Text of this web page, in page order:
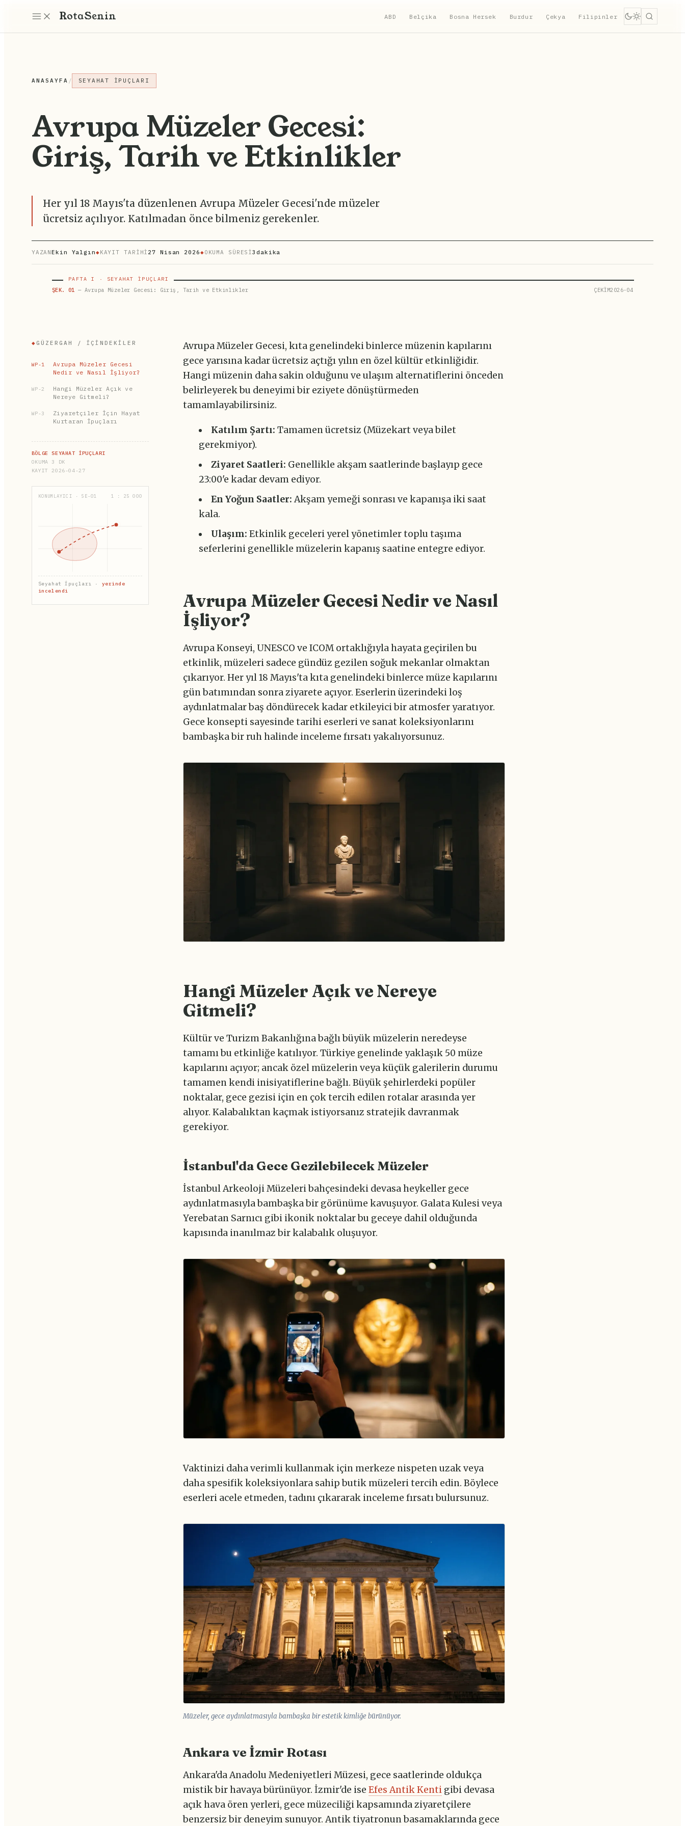
RotaSenin ABD Belçika Bosna Hersek Burdur Çekya Filipinler
ANASAYFA / SEYAHAT İPUÇLARI
Avrupa Müzeler Gecesi:
Giriş, Tarih ve Etkinlikler
Her yıl 18 Mayıs'ta düzenlenen Avrupa Müzeler Gecesi'nde müzeler
ücretsiz açılıyor. Katılmadan önce bilmeniz gerekenler.
YAZANEkin Yalgın◆KAYIT TARİHİ 27 Nisan 2026◆OKUMA SÜRESİ3dakika
PAFTA I · SEYAHAT İPUÇLARI
ŞEK. 01 — Avrupa Müzeler Gecesi: Giriş, Tarih ve Etkinlikler ÇEKİM2026-04
◆ GÜZERGAH / İÇINDEKILER
WP-1
Avrupa Müzeler Gecesi
Nedir ve Nasıl İşliyor?
WP-2
Hangi Müzeler Açık ve
Nereye Gitmeli?
WP-3
Ziyaretçiler İçin Hayat
Kurtaran İpuçları
BÖLGE SEYAHAT İPUÇLARI
OKUMA 3 DK
KAYIT 2026-04-27
KONUMLAYICI · SE-01 1 : 25 000
Seyahat İpuçları · yerinde
incelendi
Avrupa Müzeler Gecesi, kıta genelindeki binlerce müzenin kapılarını
gece yarısına kadar ücretsiz açtığı yılın en özel kültür etkinliğidir.
Hangi müzenin daha sakin olduğunu ve ulaşım alternatiflerini önceden
belirleyerek bu deneyimi bir eziyete dönüştürmeden
tamamlayabilirsiniz.
Katılım Şartı: Tamamen ücretsiz (Müzekart veya bilet
gerekmiyor).
Ziyaret Saatleri: Genellikle akşam saatlerinde başlayıp gece
23:00'e kadar devam ediyor.
En Yoğun Saatler:Akşam yemeği sonrası ve kapanışa iki saat
kala.
Ulaşım: Etkinlik geceleri yerel yönetimler toplu taşıma
seferlerini genellikle müzelerin kapanış saatine entegre ediyor.
Avrupa Müzeler Gecesi Nedir ve Nasıl
İşliyor?
Avrupa Konseyi, UNESCO ve ICOM ortaklığıyla hayata geçirilen bu
etkinlik, müzeleri sadece gündüz gezilen soğuk mekanlar olmaktan
çıkarıyor. Her yıl 18 Mayıs'ta kıta genelindeki binlerce müze kapılarını
gün batımından sonra ziyarete açıyor. Eserlerin üzerindeki loş
aydınlatmalar baş döndürecek kadar etkileyici bir atmosfer yaratıyor.
Gece konsepti sayesinde tarihi eserleri ve sanat koleksiyonlarını
bambaşka bir ruh halinde inceleme fırsatı yakalıyorsunuz.
Hangi Müzeler Açık ve Nereye
Gitmeli?
Kültür ve Turizm Bakanlığına bağlı büyük müzelerin neredeyse
tamamı bu etkinliğe katılıyor. Türkiye genelinde yaklaşık 50 müze
kapılarını açıyor; ancak özel müzelerin veya küçük galerilerin durumu
tamamen kendi inisiyatiflerine bağlı. Büyük şehirlerdeki popüler
noktalar, gece gezisi için en çok tercih edilen rotalar arasında yer
alıyor. Kalabalıktan kaçmak istiyorsanız stratejik davranmak
gerekiyor.
İstanbul'da Gece Gezilebilecek Müzeler
İstanbul Arkeoloji Müzeleri bahçesindeki devasa heykeller gece
aydınlatmasıyla bambaşka bir görünüme kavuşuyor. Galata Kulesi veya
Yerebatan Sarnıcı gibi ikonik noktalar bu geceye dahil olduğunda
kapısında inanılmaz bir kalabalık oluşuyor.
Vaktinizi daha verimli kullanmak için merkeze nispeten uzak veya
daha spesifik koleksiyonlara sahip butik müzeleri tercih edin. Böylece
eserleri acele etmeden, tadını çıkararak inceleme fırsatı bulursunuz.
Müzeler, gece aydınlatmasıyla bambaşka bir estetik kimliğe bürünüyor.
Ankara ve İzmir Rotası
Ankara'da Anadolu Medeniyetleri Müzesi, gece saatlerinde oldukça
mistik bir havaya bürünüyor. İzmir'de ise Efes Antik Kentigibi devasa
açık hava ören yerleri, gece müzeciliği kapsamında ziyaretçilere
benzersiz bir deneyim sunuyor. Antik tiyatronun basamaklarında gece